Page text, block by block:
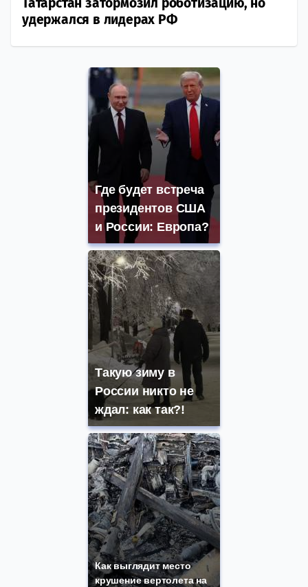
Татарстан затормозил роботизацию, но
удержался в лидерах РФ
Где будет встреча
президентов США
и России: Европа?
Такую зиму в
России никто не
ждал: как так?!
Как выглядит место
крушение вертолета на